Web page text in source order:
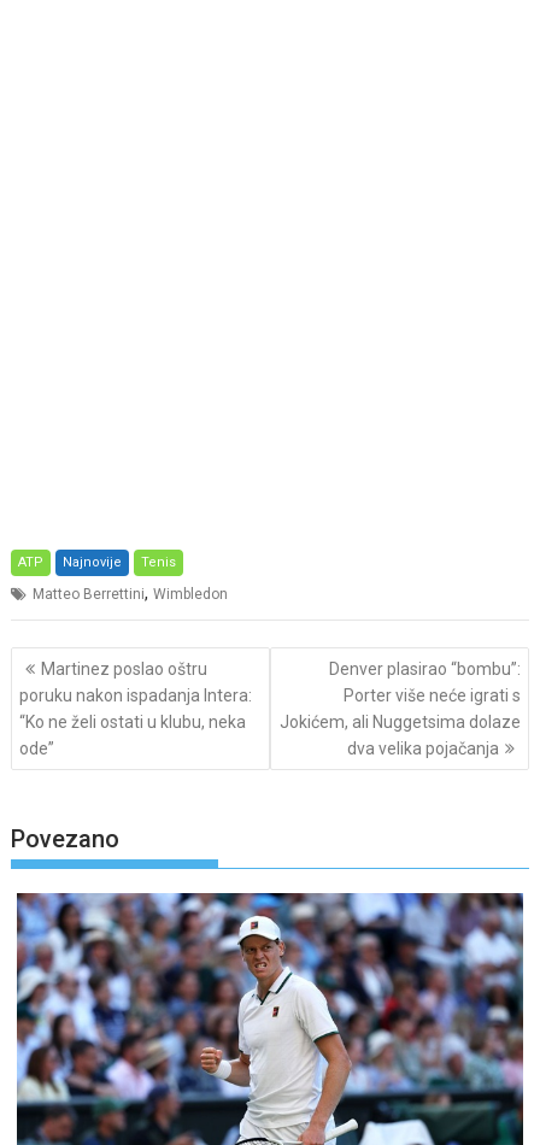
ATP Najnovije Tenis
Matteo Berrettini,Wimbledon
Post
navigation
Martinez poslao oštru
poruku nakon ispadanja Intera:
“Ko ne želi ostati u klubu, neka
ode”
Denver plasirao “bombu”:
Porter više neće igrati s
Jokićem, ali Nuggetsima dolaze
dva velika pojačanja
Povezano